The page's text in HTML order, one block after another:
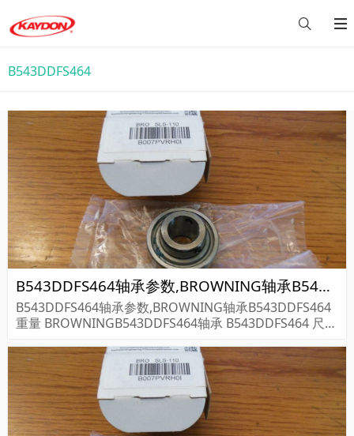
B543DDFS464
B543DDFS464轴承参数,BROWNING轴承B543DDFS464重量
B543DDFS464轴承参数,BROWNING轴承B543DDFS464
重量 BROWNINGB543DDFS464轴承 B543DDFS464 尺寸
WNING轴承B5...